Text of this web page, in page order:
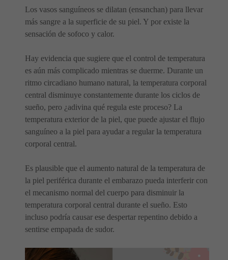
Los vasos sanguíneos se dilatan (ensanchan) para llevar
más sangre a la superficie de su piel. Y por existe la
sensación de sofoco y calor.
Hay evidencia que sugiere que el control de temperatura
es aún más complicado mientras se duerme. Durante un
ritmo circadiano humano natural, la temperatura corporal
central disminuye constantemente durante los ciclos de
sueño, pero ¿adivina qué regula este proceso? La
temperatura exterior de la piel, que puede ajustar el flujo
sanguíneo a la piel para ayudar a regular la temperatura
corporal central.
Es plausible que el aumento natural de la temperatura de
la piel periférica durante el embarazo pueda interferir con
el mecanismo normal del cuerpo para disminuir la
temperatura corporal central durante el sueño. Esto
incluso podría causar ese despertar repentino debido a
sentirse empapada de sudor.